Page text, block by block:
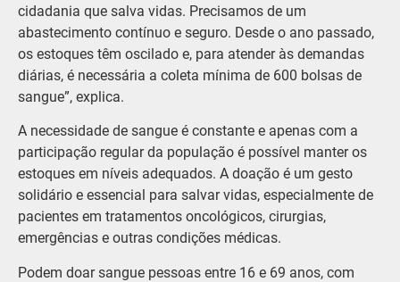
cidadania que salva vidas. Precisamos de um
abastecimento contínuo e seguro. Desde o ano passado,
os estoques têm oscilado e, para atender às demandas
diárias, é necessária a coleta mínima de 600 bolsas de
sangue”, explica.
A necessidade de sangue é constante e apenas com a
participação regular da população é possível manter os
estoques em níveis adequados. A doação é um gesto
solidário e essencial para salvar vidas, especialmente de
pacientes em tratamentos oncológicos, cirurgias,
emergências e outras condições médicas.
Podem doar sangue pessoas entre 16 e 69 anos, com